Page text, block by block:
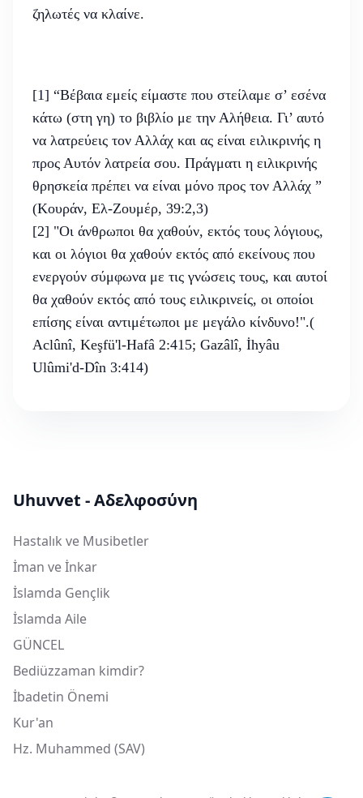
ζηλωτές να κλαίνε.
[1] “Βέβαια εμείς είμαστε που στείλαμε σ’ εσένα
κάτω (στη γη) το βιβλίο με την Αλήθεια. Γι’ αυτό
να λατρεύεις τον Αλλάχ και ας είναι ειλικρινής η
προς Αυτόν λατρεία σου. Πράγματι η ειλικρινής
θρησκεία πρέπει να είναι μόνο προς τον Αλλάχ ”
(Κουράν, Ελ-Ζουμέρ, 39:2,3)
[2] "Οι άνθρωποι θα χαθούν, εκτός τους λόγιους,
και οι λόγιοι θα χαθούν εκτός από εκείνους που
ενεργούν σύμφωνα με τις γνώσεις τους, και αυτοί
θα χαθούν εκτός από τους ειλικρινείς, οι οποίοι
επίσης είναι αντιμέτωποι με μεγάλο κίνδυνο!".(
Aclûnî, Keşfü'l-Hafâ 2:415; Gazâlî, İhyâu
Ulûmi'd-Dîn 3:414)
Uhuvvet - Αδελφοσύνη
Hastalık ve Musibetler
İman ve İnkar
İslamda Gençlik
İslamda Aile
GÜNCEL
Bediüzzaman kimdir?
İbadetin Önemi
Kur'an
Hz. Muhammed (SAV)